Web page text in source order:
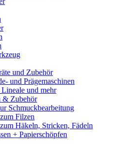
und Zubehör
und Prägemaschinen
und mehr
& Zubehör
Schmuckbearbeitung
Filzen
Häkeln, Stricken, Fädeln
+ Papierschöpfen